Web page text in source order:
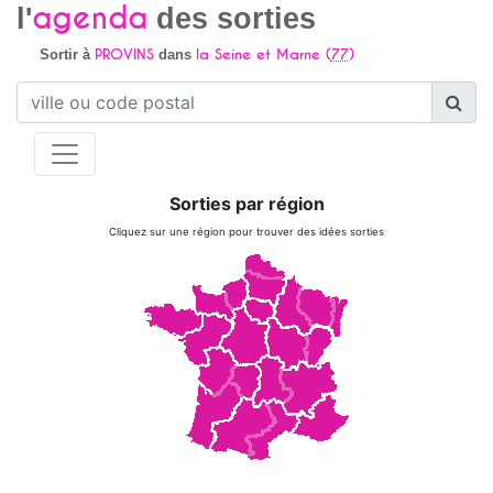
l'agenda des sorties
Sortir à PROVINSdans la Seine et Marne (77)
Sorties par région
Cliquez sur une région pour trouver des idées sorties